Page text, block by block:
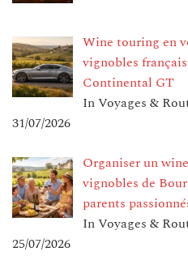
Wine touring en
vignobles
Continental GT
In Voyages &
31/07/2026
Organiser un
vignobles de
parents
In Voyages &
25/07/2026